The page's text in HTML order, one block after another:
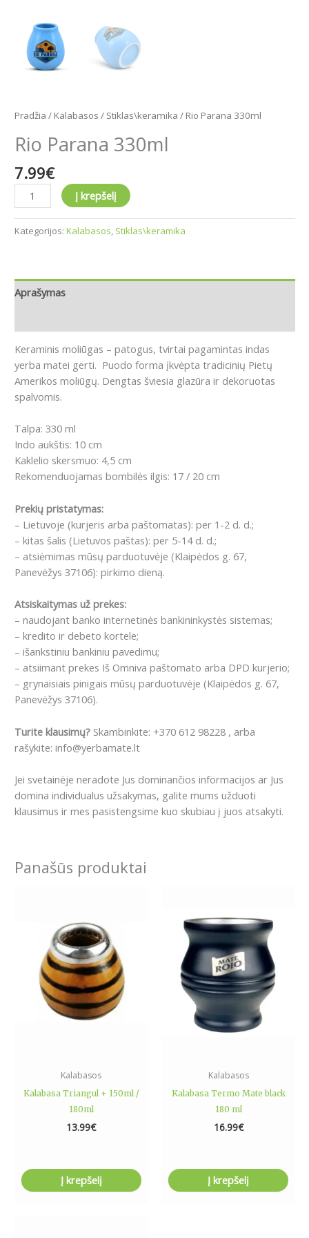
Pradžia / Kalabasos / Stiklas\keramika / Rio Parana 330ml
Rio Parana 330ml
7.99€
Į krepšelį
Kategorijos: Kalabasos, Stiklas\keramika
Aprašymas
Keraminis moliūgas – patogus, tvirtai pagamintas indas
yerba matei gerti. Puodo forma įkvėpta tradicinių Pietų
Amerikos moliūgų. Dengtas šviesia glazūra ir dekoruotas
spalvomis.
Talpa: 330 ml
Indo aukštis: 10 cm
Kaklelio skersmuo: 4,5 cm
Rekomenduojamas bombilės ilgis: 17 / 20 cm
Prekių pristatymas:
– Lietuvoje (kurjeris arba paštomatas): per 1-2 d. d.;
– kitas šalis (Lietuvos paštas): per 5-14 d. d.;
– atsiėmimas mūsų parduotuvėje (Klaipėdos g. 67,
Panevėžys 37106): pirkimo dieną.
Atsiskaitymas už prekes:
– naudojant banko internetinės bankininkystės sistemas;
– kredito ir debeto kortele;
– išankstiniu bankiniu pavedimu;
– atsiimant prekes Iš Omniva paštomato arba DPD kurjerio;
– grynaisiais pinigais mūsų parduotuvėje (Klaipėdos g. 67,
Panevėžys 37106).
Turite klausimų? Skambinkite: +370 612 98228 , arba
rašykite: info@yerbamate.lt
Jei svetainėje neradote Jus dominančios informacijos ar Jus
domina individualus užsakymas, galite mums užduoti
klausimus ir mes pasistengsime kuo skubiau į juos atsakyti.
Panašūs produktai
Kalabasos
Kalabasa Triangul + 150ml /
180ml
13.99€
Į krepšelį
Kalabasos
Kalabasa Termo Mate black
180 ml
16.99€
Į krepšelį